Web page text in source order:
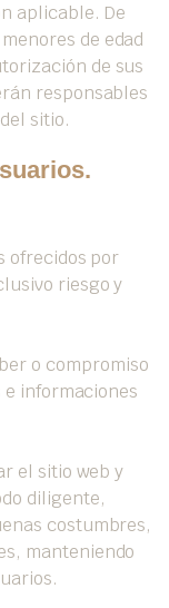
aplicable. De
de edad
de sus
responsables
sitio.
ofrecidos por
riesgo y
o compromiso
informaciones
el sitio web y
diligente,
costumbres,
manteniendo